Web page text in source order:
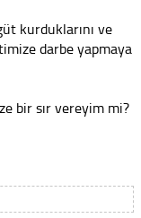
kurduklarını ve
darbe yapmaya
bir sır vereyim mi?